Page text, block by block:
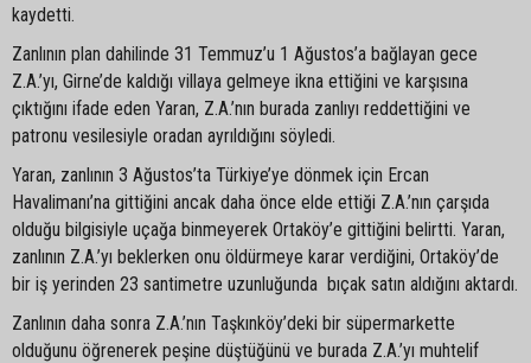
kaydetti.
Zanlının plan dahilinde 31 Temmuz’u 1 Ağustos’a bağlayan gece
Z.A.’yı, Girne’de kaldığı villaya gelmeye ikna ettiğini ve karşısına
çıktığını ifade eden Yaran, Z.A.’nın burada zanlıyı reddettiğini ve
patronu vesilesiyle oradan ayrıldığını söyledi.
Yaran, zanlının 3 Ağustos’ta Türkiye’ye dönmek için Ercan
Havalimanı’na gittiğini ancak daha önce elde ettiği Z.A.’nın çarşıda
olduğu bilgisiyle uçağa binmeyerek Ortaköy’e gittiğini belirtti. Yaran,
zanlının Z.A.’yı beklerken onu öldürmeye karar verdiğini, Ortaköy’de
bir iş yerinden 23 santimetre uzunluğunda bıçak satın aldığını aktardı.
Zanlının daha sonra Z.A.’nın Taşkınköy’deki bir süpermarkette
olduğunu öğrenerek peşine düştüğünü ve burada Z.A.’yı muhtelif